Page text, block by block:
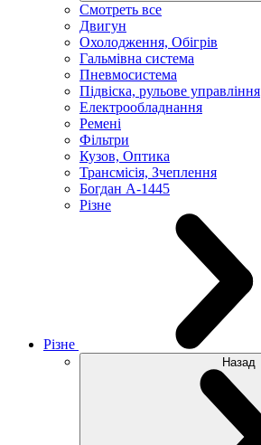
Смотреть все
Двигун
Охолодження, Обігрів
Гальмівна система
Пневмосистема
Підвіска, рульове управління
Електрообладнання
Ремені
Фільтри
Кузов, Оптика
Трансмісія, Зчеплення
Богдан А-1445
Різне
Різне
Назад